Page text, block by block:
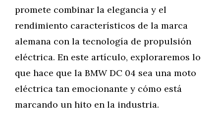
promete combinar la elegancia y el
rendimiento característicos de la marca
alemana con la tecnología de propulsión
eléctrica. En este artículo, exploraremos lo
que hace que la BMW DC 04 sea una moto
eléctrica tan emocionante y cómo está
marcando un hito en la industria.